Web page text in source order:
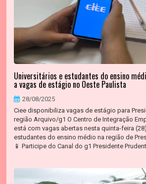
Universitários e estudantes do ensino
a vagas de estágio no Oeste Paulista
28/08/2025
Ciee disponibiliza vagas de estágio para
região Arquivo/g1 O Centro de Integração
está com vagas abertas nesta quinta-feira
estudantes do ensino médio na região de
📱 Participe do Canal do g1 Presidente